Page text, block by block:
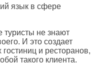
язык в сфере
туристы не знают
И это создает
и ресторанов,
такого клиента.